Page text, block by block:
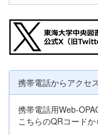
携帯電話からアクセス
携帯電話用Web-
こちらのQRコードか